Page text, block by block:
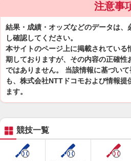
注意事
結果・成績・オッズなどのデータは、
し確認してください。
本サイトのページ上に掲載されている
期しておりますが、その内容の正確性
ではありません。 当該情報に基づい
も、株式会社NTTドコモおよび情報
ます。
競技一覧